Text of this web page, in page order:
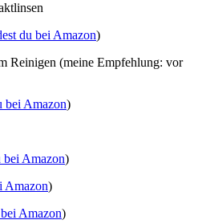
du bei Amazon)
Reinigen (meine Empfehlung: vor
bei Amazon)
bei Amazon)
Amazon)
Amazon)